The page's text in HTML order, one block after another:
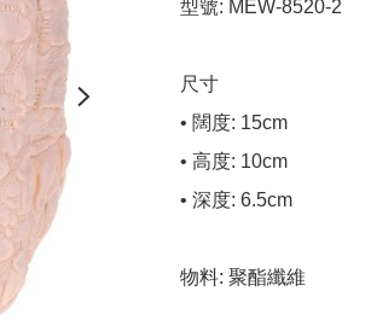
型號: MEW-8520-2
尺寸
• 闊度: 15cm
• 高度: 10cm
• 深度: 6.5cm
物料: 聚酯纖維